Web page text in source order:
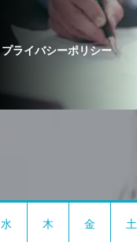
プライバシーポリシー
水 木 金 土